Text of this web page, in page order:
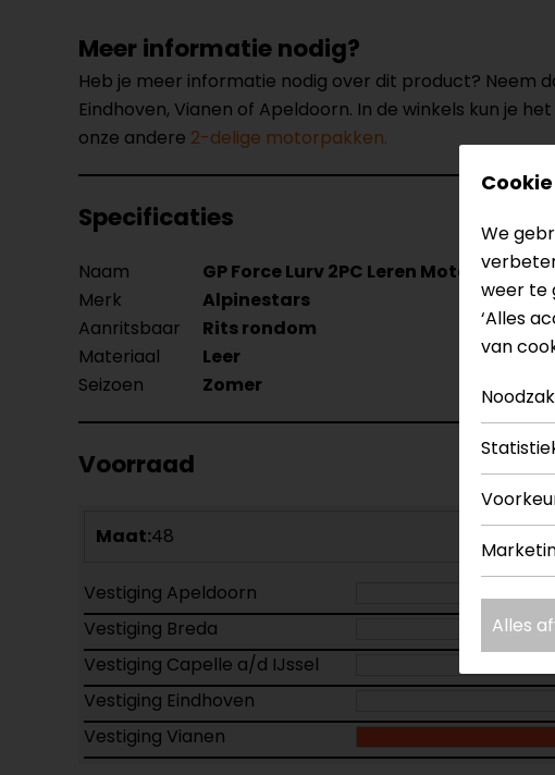
Meer informatie nodig?
Heb je meer informatie nodig over dit product? Neem
Eindhoven, Vianen of Apeldoorn. In de winkels kun je
onze andere 2-delige motorpakken.
Specificaties
Naam GP Force Lurv 2PC Leren Motorpak
Merk
Alpinestars
Aanritsbaar
Rits rondom
Materiaal
Leer
Seizoen
Zomer
Voorraad
Maat:48
Vestiging Apeldoorn
Vestiging Breda
Vestiging Capelle a/d IJssel
Vestiging Eindhoven
Vestiging Vianen
We
weer te
‘Alles
van
Alles